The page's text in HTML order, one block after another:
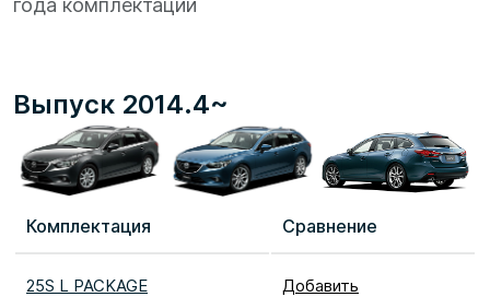
года комплектации
Выпуск 2014.4~
Комплектация Сравнение
25S L PACKAGE Добавить